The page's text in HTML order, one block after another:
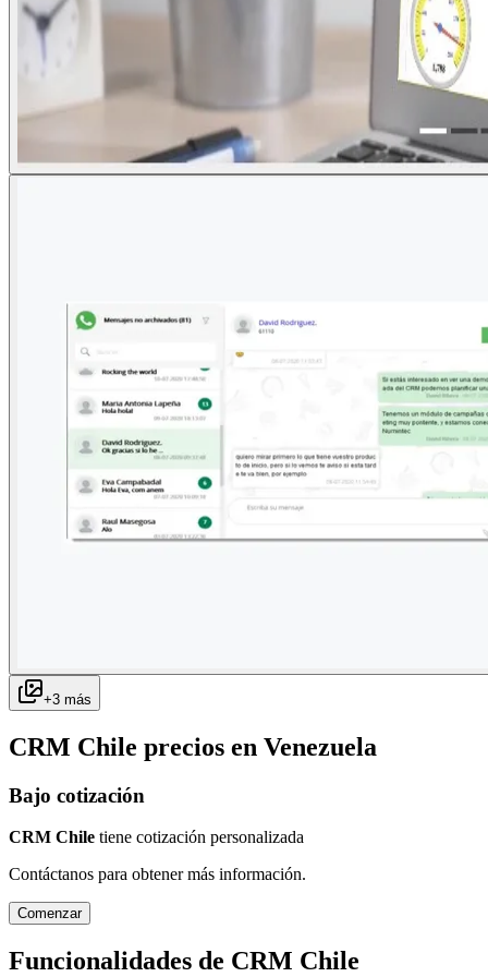
+3 más
CRM Chile precios en Venezuela
Bajo cotización
CRM Chile tiene cotización personalizada
Contáctanos para obtener más información.
Comenzar
Funcionalidades de CRM Chile